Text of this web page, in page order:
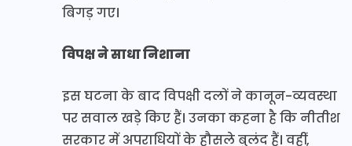
बिगड़ गए।
विपक्ष ने साधा निशाना
इस घटना के बाद विपक्षी दलों ने कानून-व्यवस्था
पर सवाल खड़े किए हैं। उनका कहना है कि नीतीश
सरकार में अपराधियों के हौसले बुलंद हैं। वहीं,